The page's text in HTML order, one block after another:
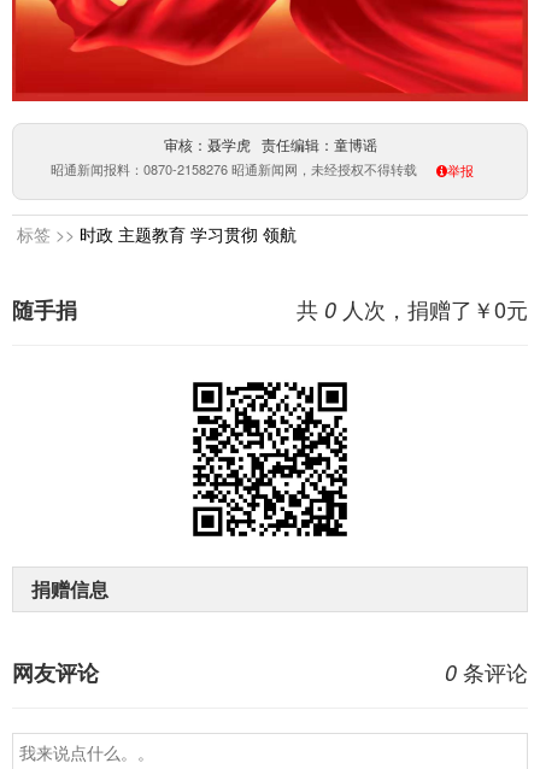
审核：聂学虎 责任编辑：童博谣
昭通新闻报料：0870-2158276 昭通新闻网，未经授权不得转载 举报
标签 >> 时政 主题教育 学习贯彻 领航
共 0 人次，捐赠了￥0元
随手捐
捐赠信息
0 条评论
网友评论